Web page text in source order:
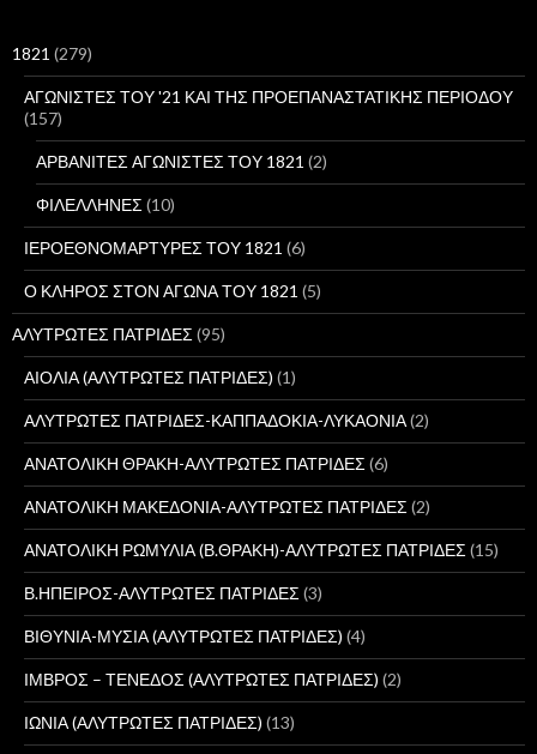
σ
1821 (279)
ΑΓΩΝΙΣΤΕΣ ΤΟΥ '21 ΚΑΙ ΤΗΣ ΠΡΟΕΠΑΝΑΣΤΑΤΙΚΗΣ ΠΕΡΙΟΔΟΥ
(157)
ΑΡΒΑΝΙΤΕΣ ΑΓΩΝΙΣΤΕΣ ΤΟΥ 1821 (2)
ΦΙΛΕΛΛΗΝΕΣ (10)
ΙΕΡΟΕΘΝΟΜΑΡΤΥΡΕΣ ΤΟΥ 1821 (6)
Ο ΚΛΗΡΟΣ ΣΤΟΝ ΑΓΩΝΑ ΤΟΥ 1821 (5)
ΑΛΥΤΡΩΤΕΣ ΠΑΤΡΙΔΕΣ (95)
ΑΙΟΛΙΑ (ΑΛΥΤΡΩΤΕΣ ΠΑΤΡΙΔΕΣ) (1)
ΑΛΥΤΡΩΤΕΣ ΠΑΤΡΙΔΕΣ-ΚΑΠΠΑΔΟΚΙΑ-ΛΥΚΑΟΝΙΑ(2)
ΑΝΑΤΟΛΙΚΗ ΘΡΑΚΗ-ΑΛΥΤΡΩΤΕΣ ΠΑΤΡΙΔΕΣ (6)
ΑΝΑΤΟΛΙΚΗ ΜΑΚΕΔΟΝΙΑ-ΑΛΥΤΡΩΤΕΣ ΠΑΤΡΙΔΕΣ (2)
ΑΝΑΤΟΛΙΚΗ ΡΩΜΥΛΙΑ (Β.ΘΡΑΚΗ)-ΑΛΥΤΡΩΤΕΣ ΠΑΤΡΙΔΕΣ (15)
Β.ΗΠΕΙΡΟΣ-ΑΛΥΤΡΩΤΕΣ ΠΑΤΡΙΔΕΣ (3)
ΒΙΘΥΝΙΑ-ΜΥΣΙΑ (ΑΛΥΤΡΩΤΕΣ ΠΑΤΡΙΔΕΣ) (4)
ΙΜΒΡΟΣ – ΤΕΝΕΔΟΣ (ΑΛΥΤΡΩΤΕΣ ΠΑΤΡΙΔΕΣ) (2)
ΙΩΝΙΑ (ΑΛΥΤΡΩΤΕΣ ΠΑΤΡΙΔΕΣ) (13)